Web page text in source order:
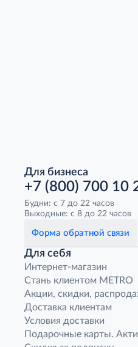
Для бизнеса
+7 (800) 700 10
Будни: с 7 до 22 часов
Выходные: с 8 до 22 часов
Форма обратной связи
Для себя
Интернет-магазин
Стань клиентом METRO
Акции, скидки,
Доставка клиентам
Условия доставки
Подарочные карты.